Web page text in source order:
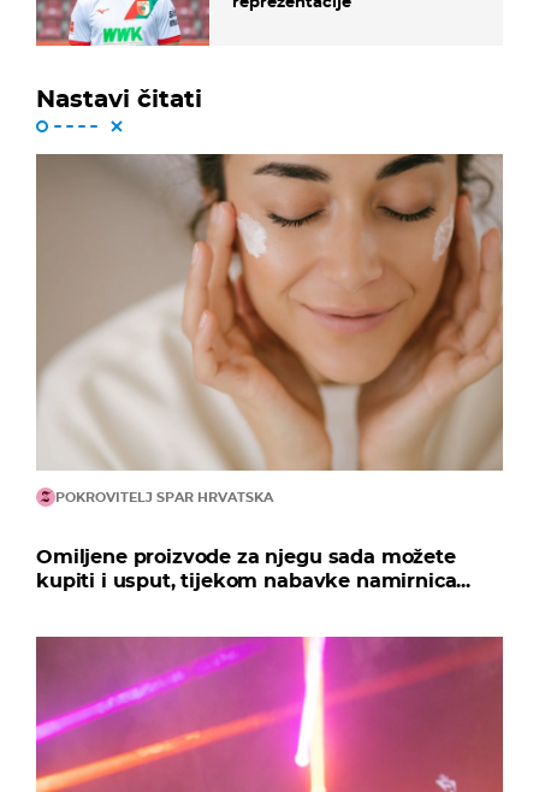
Nastavi čitati
POKROVITELJ SPAR HRVATSKA
Omiljene proizvode za njegu sada možete
kupiti i usput, tijekom nabavke namirnica...